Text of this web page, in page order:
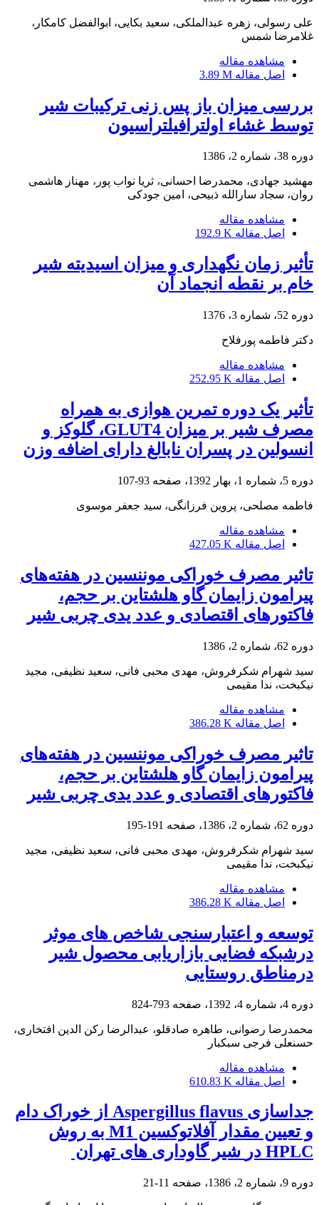
علی رسولی، زهره عبدالملکی، سعید بکایی، ابوالفضل کامکار،
غلامرضا شمس
مشاهده مقاله
اصل مقاله 3.89 M
بررسی میزان باز پس زنی ترکیبات شیر
توسط غشاء اولترافیلتراسیون
دوره 38، شماره 2، 1386
مهشید جهادی، محمدرضا احسانی، ثریا نواب پور، مهناز هاشمی
روان، سجاد سارالله ذبیحی، امین جودکی
مشاهده مقاله
اصل مقاله 192.9 K
تأثیر زمان نگهداری و میزان اسیدیته شیر
خام بر نقطه انجماد آن
دوره 52، شماره 3، 1376
دکتر فاطمه پورفلاح
مشاهده مقاله
اصل مقاله 252.95 K
تأثیر یک دوره تمرین هوازی به همراه
مصرف شیر بر میزان GLUT4، گلوکز و
انسولین در پسران نابالغ دارای اضافه وزن
دوره 5، شماره 1، بهار 1392، صفحه 93-107
فاطمه مصلحی، پروین فرزانگی، سید جعفر موسوی
مشاهده مقاله
اصل مقاله 427.05 K
تاثیر مصرف خوراکی موننسین در هفته‌های
پیرامون زایمان گاو هلشتاین بر ‌حجم،
فاکتورهای اقتصادی و عدد یدی چربی شیر
دوره 62، شماره 2، 1386
سید شهرام شکرفروش، مهدی محبی فانی، سعید نظیفی، مجید
نیکبخت، ندا مقیمی
مشاهده مقاله
اصل مقاله 386.28 K
تاثیر مصرف خوراکی موننسین در هفته‌های
پیرامون زایمان گاو هلشتاین بر ‌حجم،
فاکتورهای اقتصادی و عدد یدی چربی شیر
دوره 62، شماره 2، 1386، صفحه 191-195
سید شهرام شکرفروش، مهدی محبی فانی، سعید نظیفی، مجید
نیکبخت، ندا مقیمی
مشاهده مقاله
اصل مقاله 386.28 K
توسعه و اعتبارسنجی شاخص های موثر
درشبکه فضایی بازاریابی محصول شیر
درمناطق روستایی
دوره 4، شماره 4، 1392، صفحه 793-824
محمدرضا رضوانی، طاهره صادقلو، عبدالرضا رکن الدین افتخاری،
حسنعلی فرجی سبکبار
مشاهده مقاله
اصل مقاله 610.83 K
جداسازی ‏Aspergillus flavus‏ از خوراک دام
و تعیین مقدار آفلاتوکسین ‏M1‎‏ به روش
دوره 9، شماره 2، 1386، صفحه 11-21